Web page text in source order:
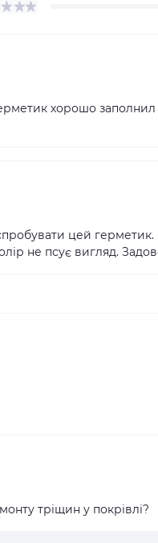
хорошо
цей герметик.
не псує вигляд.
тріщин у покрівлі?